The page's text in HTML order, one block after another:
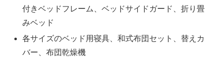
付きベッドフレーム、ベッドサイドガード、折り畳
みベッド
各サイズのベッド用寝具、和式布団セット、替えカ
バー、布団乾燥機